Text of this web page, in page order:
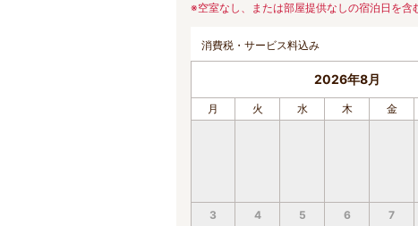
※空室なし、または部屋提供なしの宿泊日を含
消費税・サービス料込み
2026年8月
月 火 水 木 金
3 4 5 6 7